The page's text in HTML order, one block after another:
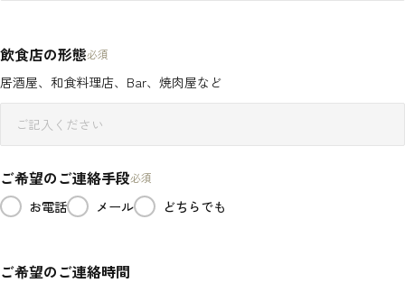
飲食店の形態必須
居酒屋、和食料理店、Bar、焼肉屋など
ご希望のご連絡手段必須
お電話 メール どちらでも
ご希望のご連絡時間